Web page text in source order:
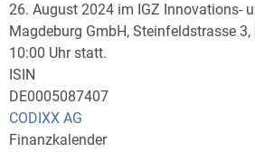
26. August 2024 im IGZ Innovations-
Magdeburg GmbH, Steinfeldstrasse
10:00 Uhr statt.
ISIN
DE0005087407
CODIXX AG
Finanzkalender